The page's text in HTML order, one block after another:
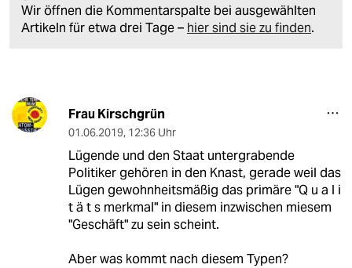
Wir öffnen die Kommentarspalte bei ausgewählten
Artikeln für etwa drei Tage – hier sind sie zu finden.
Frau Kirschgrün
01.06.2019, 12:36 Uhr
Lügende und den Staat untergrabende
Politiker gehören in den Knast, gerade weil das
Lügen gewohnheitsmäßig das primäre "Q u a l i
t ä t s merkmal" in diesem inzwischen miesem
"Geschäft" zu sein scheint.
Aber was kommt nach diesem Typen?